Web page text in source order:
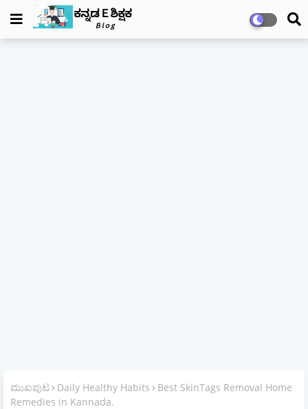
ಮುಖಪುಟ Daily Healthy Habits
Best SkinTags Removal Home
Remedies in Kannada.